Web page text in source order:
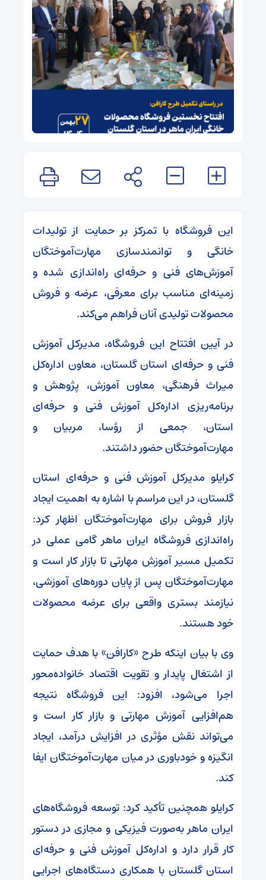
این فروشگاه با تمرکز بر حمایت از تولیدات
خانگی و توانمندسازی مهارت‌آموختگان
آموزش‌های فنی و حرفه‌ای راه‌اندازی شده و
زمینه‌ای مناسب برای معرفی، عرضه و فروش
محصولات تولیدی آنان فراهم می‌کند.
در آیین افتتاح این فروشگاه، مدیرکل آموزش
فنی و حرفه‌ای استان گلستان، معاون اداره‌کل
میراث فرهنگی، معاون آموزش، پژوهش و
برنامه‌ریزی اداره‌کل آموزش فنی و حرفه‌ای
استان، جمعی از رؤسا، مربیان و
مهارت‌آموختگان حضور داشتند.
کرایلو مدیرکل آموزش فنی و حرفه‌ای استان
گلستان، در این مراسم با اشاره به اهمیت ایجاد
بازار فروش برای مهارت‌آموختگان اظهار کرد:
راه‌اندازی فروشگاه ایران ماهر گامی عملی در
تکمیل مسیر آموزش مهارتی تا بازار کار است و
مهارت‌آموختگان پس از پایان دوره‌های آموزشی،
نیازمند بستری واقعی برای عرضه محصولات
خود هستند.
وی با بیان اینکه طرح «کارافن» با هدف حمایت
از اشتغال پایدار و تقویت اقتصاد خانواده‌محور
اجرا می‌شود، افزود: این فروشگاه نتیجه
هم‌افزایی آموزش مهارتی و بازار کار است و
می‌تواند نقش مؤثری در افزایش درآمد، ایجاد
انگیزه و خودباوری در میان مهارت‌آموختگان ایفا
کند.
کرایلو همچنین تأکید کرد: توسعه فروشگاه‌های
ایران ماهر به‌صورت فیزیکی و مجازی در دستور
کار قرار دارد و اداره‌کل آموزش فنی و حرفه‌ای
استان گلستان با همکاری دستگاه‌های اجرایی